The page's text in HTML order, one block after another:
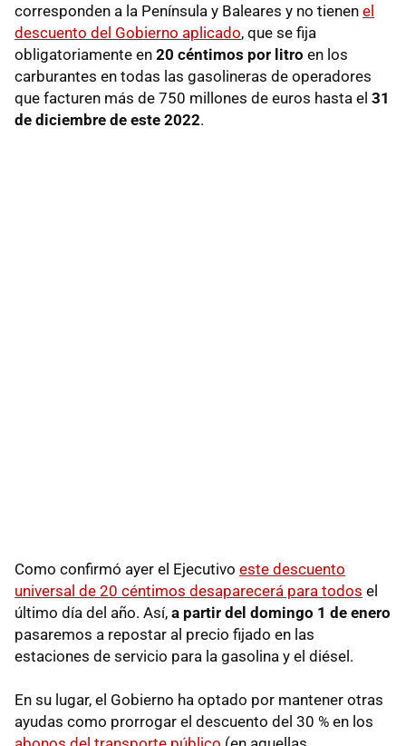
corresponden a la Península y Baleares y no tienen el
descuento del Gobierno aplicado, que se fija
obligatoriamente en 20 céntimos por litro en los
carburantes en todas las gasolineras de operadores
que facturen más de 750 millones de euros hasta el 31
de diciembre de este 2022.
Como confirmó ayer el Ejecutivo este descuento
universal de 20 céntimos desaparecerá para todos el
último día del año. Así, a partir del domingo 1 de enero
pasaremos a repostar al precio fijado en las
estaciones de servicio para la gasolina y el diésel.
En su lugar, el Gobierno ha optado por mantener otras
ayudas como prorrogar el descuento del 30 % en los